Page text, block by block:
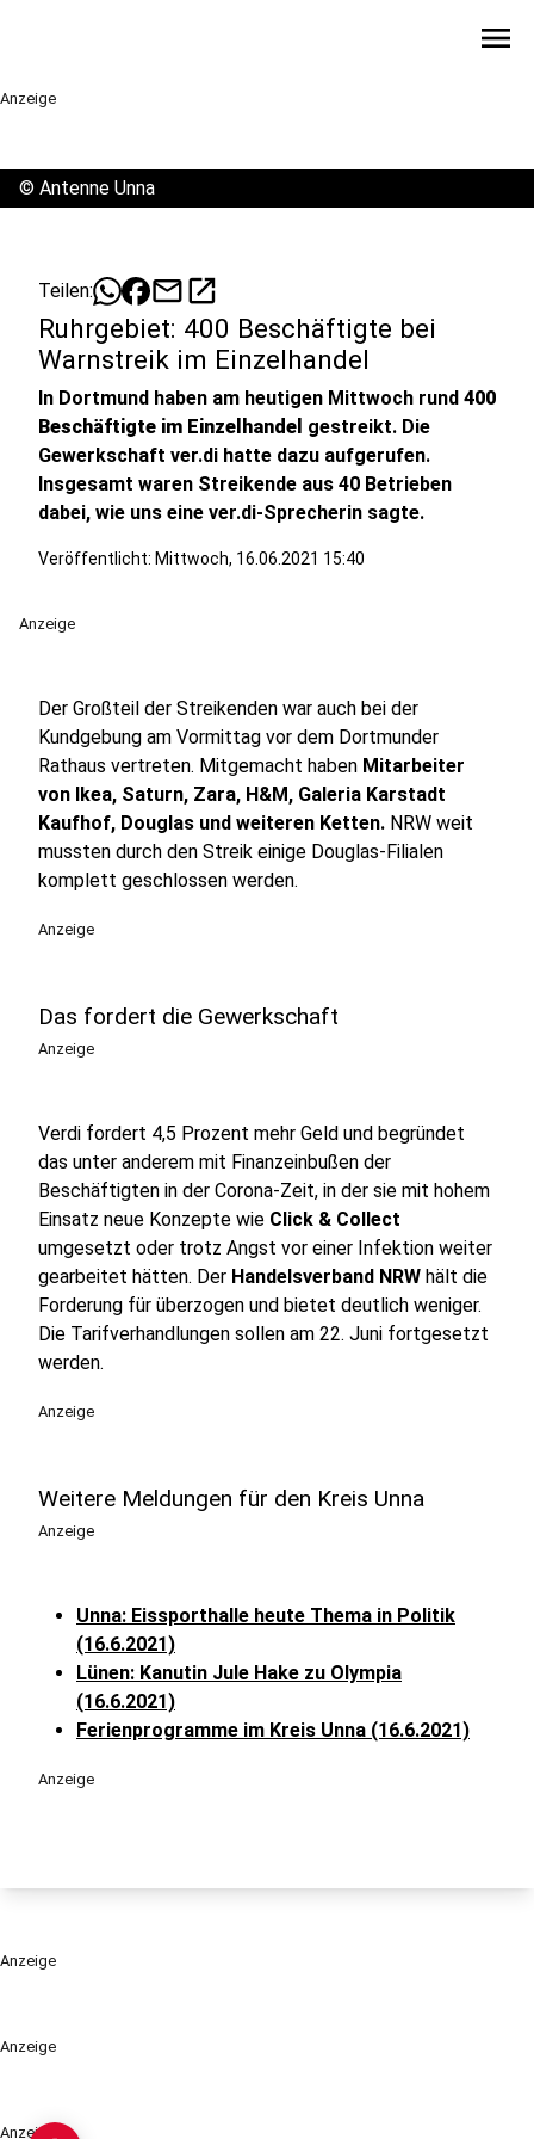
menu
Anzeige
Anzeige
Anzeige
© Antenne Unna
Teilen: mailopen_in_new
Ruhrgebiet: 400 Beschäftigte bei
Warnstreik im Einzelhandel
In Dortmund haben am heutigen Mittwoch rund 400
Beschäftigte im Einzelhandel gestreikt. Die
Gewerkschaft ver.di hatte dazu aufgerufen.
Insgesamt waren Streikende aus 40 Betrieben
dabei, wie uns eine ver.di-Sprecherin sagte.
Veröffentlicht: Mittwoch, 16.06.2021 15:40
Anzeige
Der Großteil der Streikenden war auch bei der
Kundgebung am Vormittag vor dem Dortmunder
Rathaus vertreten. Mitgemacht haben Mitarbeiter
von Ikea, Saturn, Zara, H&M, Galeria Karstadt
Kaufhof, Douglas und weiteren Ketten. NRW weit
mussten durch den Streik einige Douglas-Filialen
komplett geschlossen werden.
Anzeige
Das fordert die Gewerkschaft
Anzeige
Verdi fordert 4,5 Prozent mehr Geld und begründet
das unter anderem mit Finanzeinbußen der
Beschäftigten in der Corona-Zeit, in der sie mit hohem
Einsatz neue Konzepte wie Click & Collect
umgesetzt oder trotz Angst vor einer Infektion weiter
gearbeitet hätten. Der Handelsverband NRW hält die
Forderung für überzogen und bietet deutlich weniger.
Die Tarifverhandlungen sollen am 22. Juni fortgesetzt
werden.
Anzeige
Weitere Meldungen für den Kreis Unna
Anzeige
Unna: Eissporthalle heute Thema in Politik
(16.6.2021)
Lünen: Kanutin Jule Hake zu Olympia
(16.6.2021)
Ferienprogramme im Kreis Unna (16.6.2021)
Anzeige
Anzeige